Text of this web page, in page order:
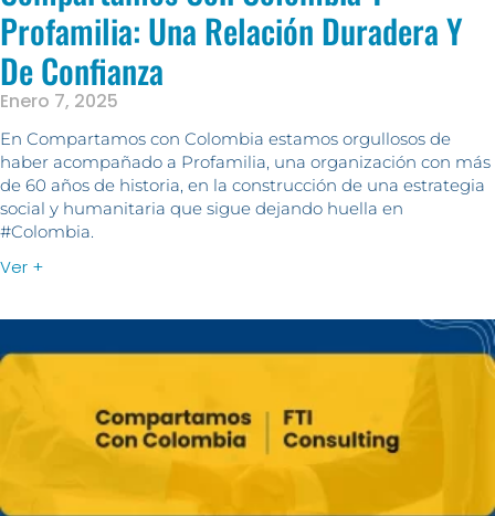
Profamilia: Una Relación Duradera Y
De Confianza
Enero 7, 2025
En Compartamos con Colombia estamos orgullosos de
haber acompañado a Profamilia, una organización con más
de 60 años de historia, en la construcción de una estrategia
social y humanitaria que sigue dejando huella en
#Colombia.
Ver +